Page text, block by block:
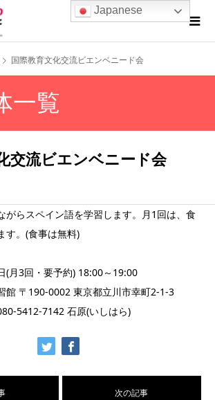
国際教育文化交流ビエンベニード会
一覧
交流ビエンベニード会
がらスペイン語を学習します。月1回は、食
す。(食事は無料)
(月3回・要予約) 18:00～19:00
館 〒190-0002 東京都立川市幸町2-1-3
5412-7142 石原(いしはら)
次の記事
Japanese